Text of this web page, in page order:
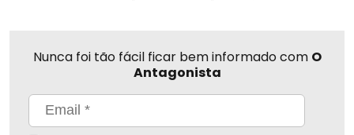
Nunca foi tão fácil ficar bem informado com O
Antagonista